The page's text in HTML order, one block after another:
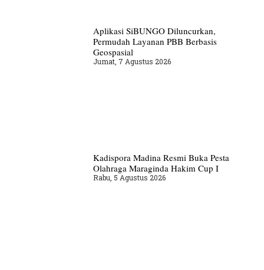
Aplikasi SiBUNGO Diluncurkan,
Permudah Layanan PBB Berbasis
Geospasial
Jumat, 7 Agustus 2026
Kadispora Madina Resmi Buka Pesta
Olahraga Maraginda Hakim Cup I
Rabu, 5 Agustus 2026